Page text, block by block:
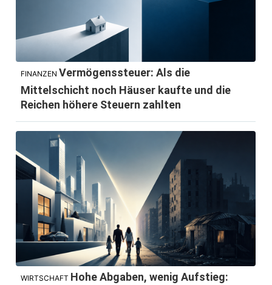
FINANZEN Vermögenssteuer: Als die
Mittelschicht noch Häuser kaufte und die
Reichen höhere Steuern zahlten
WIRTSCHAFT Hohe Abgaben, wenig Aufstieg: